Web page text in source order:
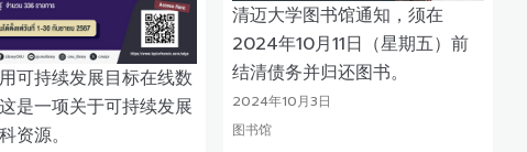
清迈大学图书馆通知，须在
2024年10月11日（星期五）前
结清债务并归还图书。
2024年10月3日
图书馆
可持续发展目标在线数
是一项关于可持续发展
资源。